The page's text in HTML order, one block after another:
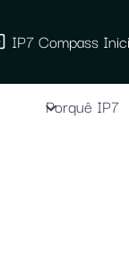
IP7 Compass
Porquê IP7